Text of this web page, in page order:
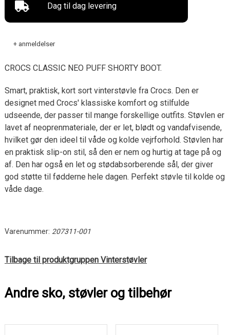
Dag til dag levering
+ anmeldelser
CROCS CLASSIC NEO PUFF SHORTY BOOT.
Smart, praktisk, kort sort vinterstøvle fra Crocs. Den er
designet med Crocs' klassiske komfort og stilfulde
udseende, der passer til mange forskellige outfits. Støvlen er
lavet af neoprenmateriale, der er let, blødt og vandafvisende,
hvilket gør den ideel til våde og kolde vejrforhold. Støvlen har
en praktisk slip-on stil, så den er nem og hurtig at tage på og
af. Den har også en let og stødabsorberende sål, der giver
god støtte til fødderne hele dagen. Perfekt støvle til kolde og
våde dage.
Varenummer: 207311-001
Tilbage til produktgruppen Vinterstøvler
Andre sko, støvler og tilbehør